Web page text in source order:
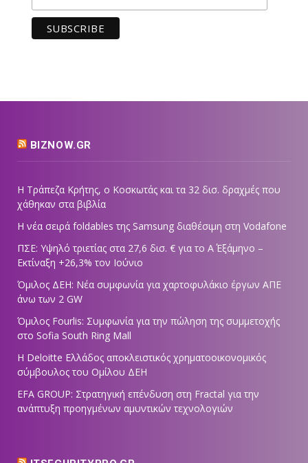
BIZNOW.GR
Η Τράπεζα Κρήτης, ο Κοσκωτάς και τα 32 δισ. δραχμές που
χάθηκαν στα βιβλία
Η νέα σειρά foldables της Samsung διαθέσιμη στη Vodafone
ΠΣΕ: Υψηλό τριετίας στα 27,6 δισ. € για το Α΄ Εξάμηνο –
Εκτίναξη +26,3% τον Ιούνιο
Όμιλος ΔΕΗ: Νέα συμφωνία για χαρτοφυλάκιο έργων ΑΠΕ
άνω των 2 GW
Όμιλος Fourlis: Συμφωνία για την πώληση της συμμετοχής
στο Sofia South Ring Mall
Η Deloitte Ελλάδος αποκλειστικός χρηματοοικονομικός
σύμβουλος του Ομίλου ΔΕΗ
EFA GROUP: Στρατηγική επένδυση στη Fractal για την
ανάπτυξη προηγμένων αμυντικών τεχνολογιών